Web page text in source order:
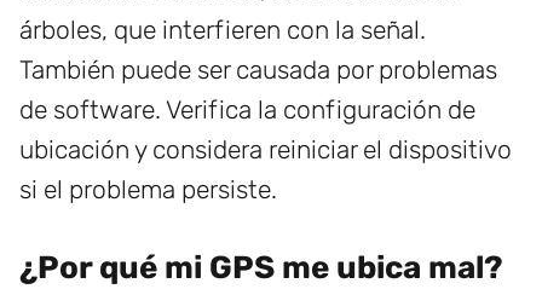
árboles, que interfieren con la señal.
También puede ser causada por problemas
de software. Verifica la configuración de
ubicación y considera reiniciar el dispositivo
si el problema persiste.
¿Por qué mi GPS me ubica mal?